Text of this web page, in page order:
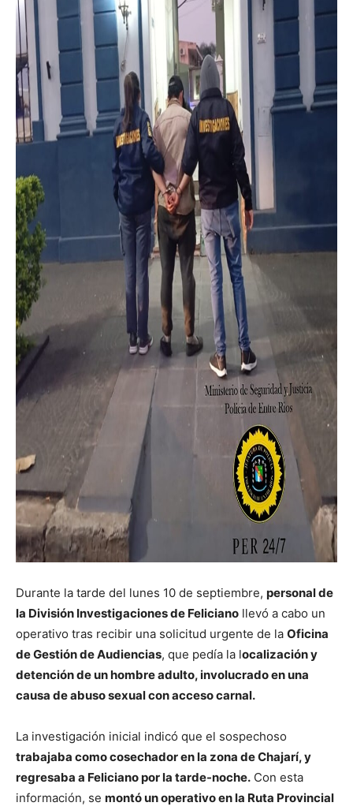
Durante la tarde del lunes 10 de septiembre, personal de
la División Investigaciones de Feliciano llevó a cabo un
operativo tras recibir una solicitud urgente de la Oficina
de Gestión de Audiencias, que pedía la localización y
detención de un hombre adulto, involucrado en una
causa de abuso sexual con acceso carnal.
La investigación inicial indicó que el sospechoso
trabajaba como cosechador en la zona de Chajarí, y
regresaba a Feliciano por la tarde-noche. Con esta
información, se montó un operativo en la Ruta Provincial